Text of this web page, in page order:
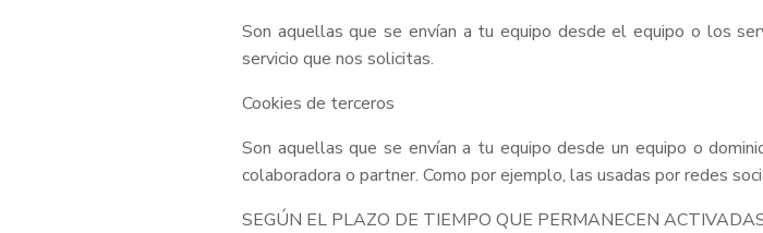
Son aquellas que se envían a tu equipo desde el equipo o los
servicio que nos solicitas.
Cookies de terceros
Son aquellas que se envían a tu equipo desde un equipo o
colaboradora o partner. Como por ejemplo, las usadas por redes
SEGÚN EL PLAZO DE TIEMPO QUE PERMANECEN